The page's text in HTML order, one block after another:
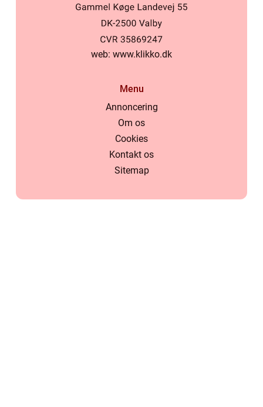
web: www.klikko.dk
Menu
Annoncering
Om os
Cookies
Kontakt os
Sitemap